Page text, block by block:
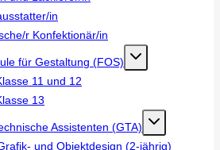
in
r Konfektionär/in
für Gestaltung (FOS)
11 und 12
13
Assistenten (GTA)
und Objektdesign (2-jährig)